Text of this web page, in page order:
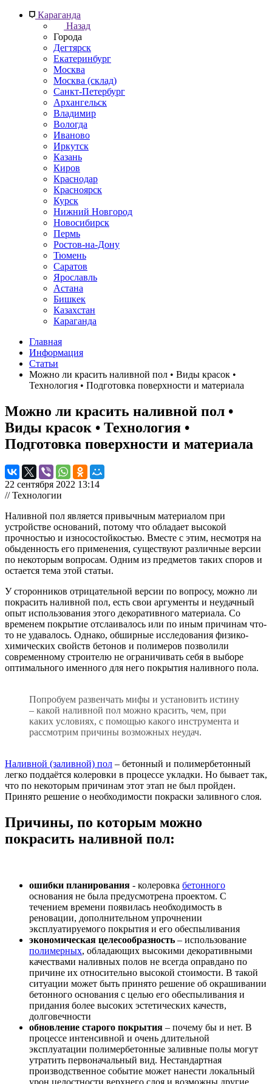
Караганда
Назад
Города
Дегтярск
Екатеринбург
Москва
Москва (склад)
Санкт-Петербург
Архангельск
Владимир
Вологда
Иваново
Иркутск
Казань
Киров
Краснодар
Красноярск
Курск
Нижний Новгород
Новосибирск
Пермь
Ростов-на-Дону
Тюмень
Саратов
Ярославль
Астана
Бишкек
Казахстан
Караганда
Главная
Информация
Статьи
Можно ли красить наливной пол • Виды красок •
Технология • Подготовка поверхности и материала
Можно ли красить наливной пол •
Виды красок • Технология •
Подготовка поверхности и материала
22 сентября 2022 13:14
// Технологии
Наливной пол является привычным материалом при
устройстве оснований, потому что обладает высокой
прочностью и износостойкостью. Вместе с этим, несмотря на
обыденность его применения, существуют различные версии
по некоторым вопросам. Одним из предметов таких споров и
остается тема этой статьи.
У сторонников отрицательной версии по вопросу, можно ли
покрасить наливной пол, есть свои аргументы и неудачный
опыт использования этого декоративного материала. Со
временем покрытие отслаивалось или по иным причинам что-
то не удавалось. Однако, обширные исследования физико-
химических свойств бетонов и полимеров позволили
современному строителю не ограничивать себя в выборе
оптимального именного для него покрытия наливного пола.
Попробуем развенчать мифы и установить истину
– какой наливной пол можно красить, чем, при
каких условиях, с помощью какого инструмента и
рассмотрим причины возможных неудач.
Наливной (заливной) пол – бетонный и полимербетонный
легко поддаётся колеровки в процессе укладки. Но бывает так,
что по некоторым причинам этот этап не был пройден.
Принято решение о необходимости покраски заливного слоя.
Причины, по которым можно
покрасить наливной пол:
ошибки планирования - колеровка бетонного
основания не была предусмотрена проектом. С
течением времени появилась необходимость в
реновации, дополнительном упрочнении
эксплуатируемого покрытия и его обеспыливания
экономическая целесообразность – использование
полимерных, обладающих высокими декоративными
качествами наливных полов не всегда оправдано по
причине их относительно высокой стоимости. В такой
ситуации может быть принято решение об окрашивании
бетонного основания с целью его обеспыливания и
придания более высоких эстетических качеств,
долговечности
обновление старого покрытия – почему бы и нет. В
процессе интенсивной и очень длительной
эксплуатации полимербетонные заливные полы могут
утратить первоначальный вид. Нестандартная
производственное событие может нанести локальный
урон целостности верхнего слоя и возможны другие